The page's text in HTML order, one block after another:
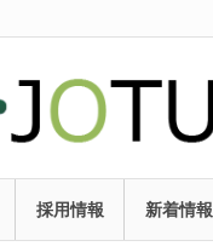
採用情報 新着情報